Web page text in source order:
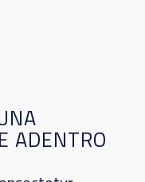
ADENTRO